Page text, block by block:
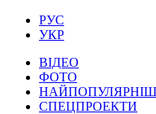
РУС
УКР
ВІДЕО
ФОТО
СПЕЦПРОЕКТИ